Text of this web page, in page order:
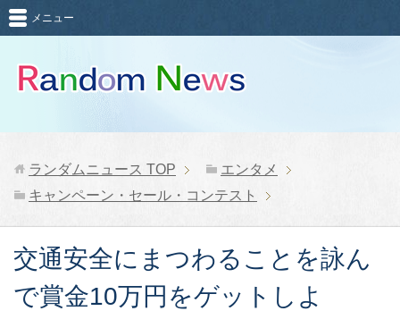
メニュー
ランダムニュース TOP
エンタメ
キャンペーン・セール・コンテスト
交通安全にまつわることを詠ん
で賞金10万円をゲットしよ